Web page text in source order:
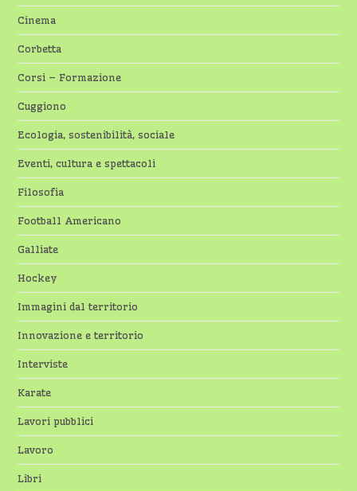
Cinema
Corbetta
Corsi – Formazione
Cuggiono
Ecologia, sostenibilità, sociale
Eventi, cultura e spettacoli
Filosofia
Football Americano
Galliate
Hockey
Immagini dal territorio
Innovazione e territorio
Interviste
Karate
Lavori pubblici
Lavoro
Libri